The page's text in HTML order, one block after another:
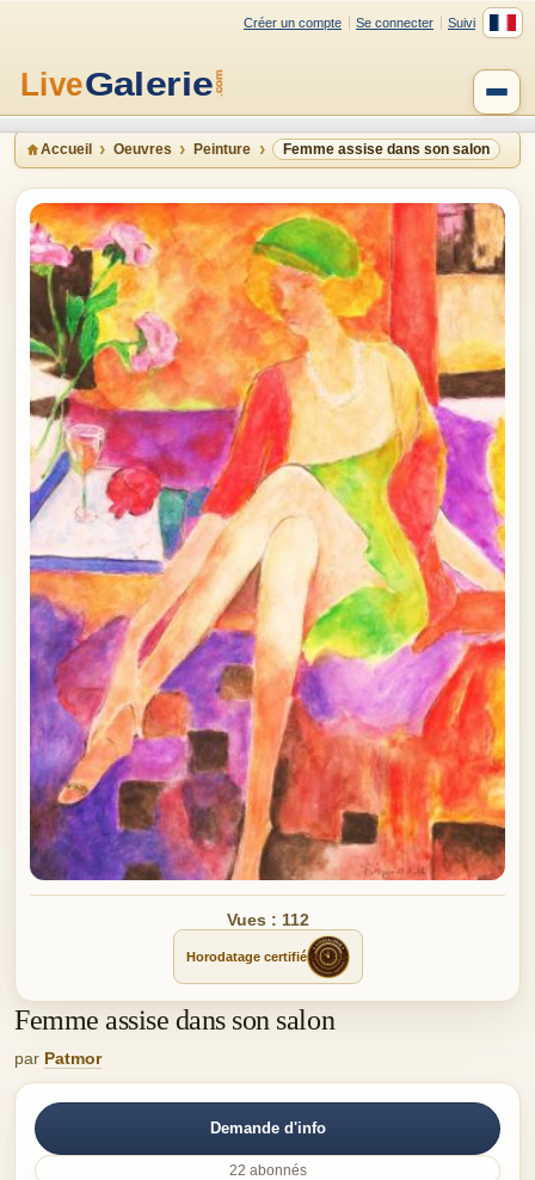
Créer un compte Se connecter Suivi
Accueil Oeuvres Peinture Femme assise dans son salon
Vues : 112
Horodatage certifié
Femme assise dans son salon
par Patmor
Demande d'info
22 abonnés